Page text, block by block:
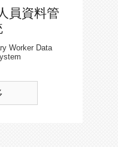
員資料管
Worker Data